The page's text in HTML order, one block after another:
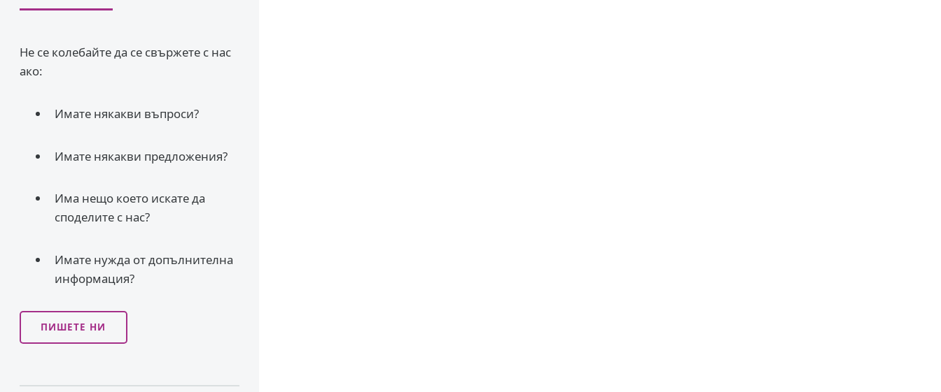
Не се колебайте да се свържете с нас
ако:
Имате някакви въпроси?
Имате някакви предложения?
Има нещо което искате да
споделите с нас?
Имате нужда от допълнителна
информация?
ПИШЕТЕ НИ